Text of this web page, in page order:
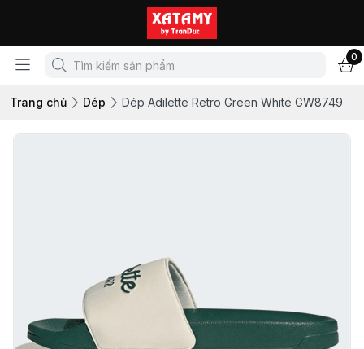
0
Trang chủ Dép Dép Adilette Retro Green White GW8749